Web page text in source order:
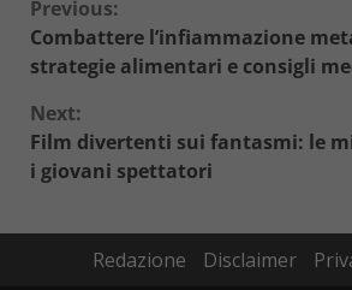
Continue
Reading
Previous:
Combattere l’infiammazione
strategie alimentari e consigli
Next:
Film divertenti sui fantasmi: le
i giovani spettatori
Redazione Disclaimer